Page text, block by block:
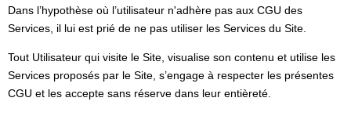
Dans l’hypothèse où l’utilisateur n'adhère pas aux CGU des
Services, il lui est prié de ne pas utiliser les Services du Site.
Tout Utilisateur qui visite le Site, visualise son contenu et utilise les
Services proposés par le Site, s’engage à respecter les présentes
CGU et les accepte sans réserve dans leur entièreté.